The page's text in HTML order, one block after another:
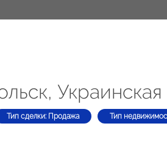
Украинская
Тип сделки: Продажа Тип